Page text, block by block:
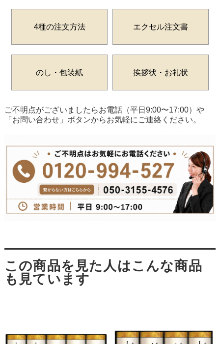
4種の注文方法 エクセル注文書
のし・包装紙 挨拶状・お礼状
ご不明点がございましたらお電話（平日9:00〜17:00）や
「お問い合わせ」ボタンからお気軽にご連絡ください。